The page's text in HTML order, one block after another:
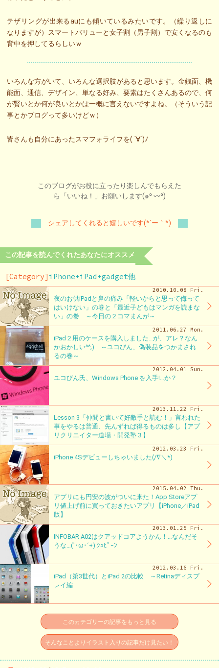
テザリングが出来るauにも傾いているみたいです。（繰り返しに
なりますが）スマートバリューと女子割（男子割）で安くなるのも
背中を押してるらしいｗ
いろんな方がいて、いろんな選択肢があると思います。金銭面、機
能面、通信、デザイン、単なる好み、要素はたくさんあるので、何
が賢いとか何が良いとかは一概に言えないですよね。（そういう記
事とかブログって多いけどｗ）
皆さんも自分にあったスマフォライフを( ´∀`)ﾉ
このブログがお役に立ったり楽しんでもらえた
ら「いいね！」お願いします(๑⁰ 〰⁰)
シェアしてくれると嬉しいです(*´ー｀*)
この記事を読んでくれたあなたにオススメ
[Category]iPhone+iPad+gadget他
2010.10.08 Fri.
夜のお供iPadと鼻の痛み「軽いからと思って侮って
はいけない」の巻と「最近子どもはマンガを読まな
い」の巻 ～今日の２コマまんが～
2011.06.27 Mon.
iPad２用のケースを購入しました…が、アレ？なん
かおかしい^^;) ～ユコびん、偽装品をつかまされ
るの巻～
2012.04.01 Sun.
ユコびん氏、Windows Phone を入手!…か？
2013.11.22 Fri.
Lesson 3「仲間と書いて好敵手と読む！」言われた
事をやるは普通、先んずれば得るものは多し【アプ
リクリエイター道場・開発塾３】
2012.03.23 Fri.
iPhone 4Sデビューしちゃいました(/∇＼*)
2015.04.02 Thu.
アプリにも円安の波がついに来た！App Storeアプ
リ値上げ前に買っておきたいアプリ【iPhone／iPad
版】
2013.01.25 Fri.
INFOBAR A02はクアッドコアようかん！…なんだそ
うな…(`･ω･´+) ｼｭﾋﾟｰﾝ
2012.03.16 Fri.
iPad（第3世代）とiPad 2の比較 ～Retinaディスプ
レイ編
このカテゴリーの記事をもっと見る
そんなことよりイラスト入りの記事だけ見たい！